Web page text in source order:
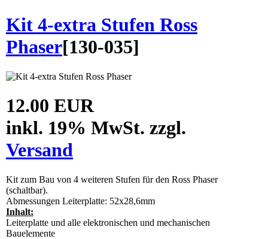
Kit 4-extra Stufen Ross
Phaser[130-035]
12.00 EUR
inkl. 19% MwSt. zzgl.
Versand
Kit zum Bau von 4 weiteren Stufen für den Ross Phaser
(schaltbar).
Abmessungen Leiterplatte: 52x28,6mm
Inhalt:
Leiterplatte und alle elektronischen und mechanischen
Bauelemente